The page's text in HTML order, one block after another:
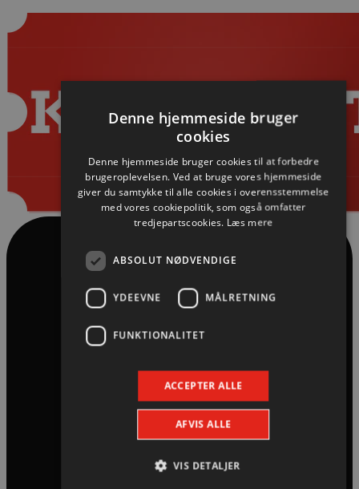
Denne hjemmeside bruger
cookies
Denne hjemmeside bruger cookies til at forbedre
brugeroplevelsen. Ved at bruge vores hjemmeside
giver du samtykke til alle cookies i overensstemmelse
med vores cookiepolitik, som også omfatter
tredjepartscookies. Læs mere
ABSOLUT NØDVENDIGE
YDEEVNE MÅLRETNING
FUNKTIONALITET
ACCEPTER ALLE
AFVIS ALLE
VIS DETALJER